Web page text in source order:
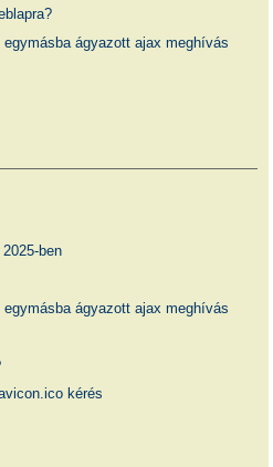
ágyazott ajax meghívás
ben
ágyazott ajax meghívás
kérés